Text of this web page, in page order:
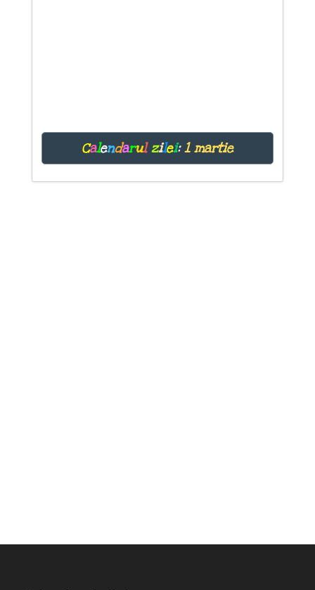
Calendarul zilei: 1 martie